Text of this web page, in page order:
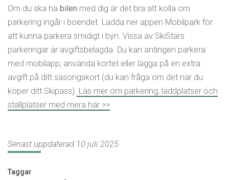
Om du ska ha bilen med dig är det bra att kolla om
parkering ingår i boendet. Ladda ner appen Mobilpark för
att kunna parkera smidigt i byn. Vissa av SkiStars
parkeringar är avgiftsbelagda. Du kan antingen parkera
med mobilapp, använda kortet eller lägga på en extra
avgift på ditt säsongskort (du kan fråga om det när du
köper ditt Skipass). Läs mer om parkering, laddplatser och
ställplatser med mera här >>
Senast uppdaterad 10 juli 2025
Taggar